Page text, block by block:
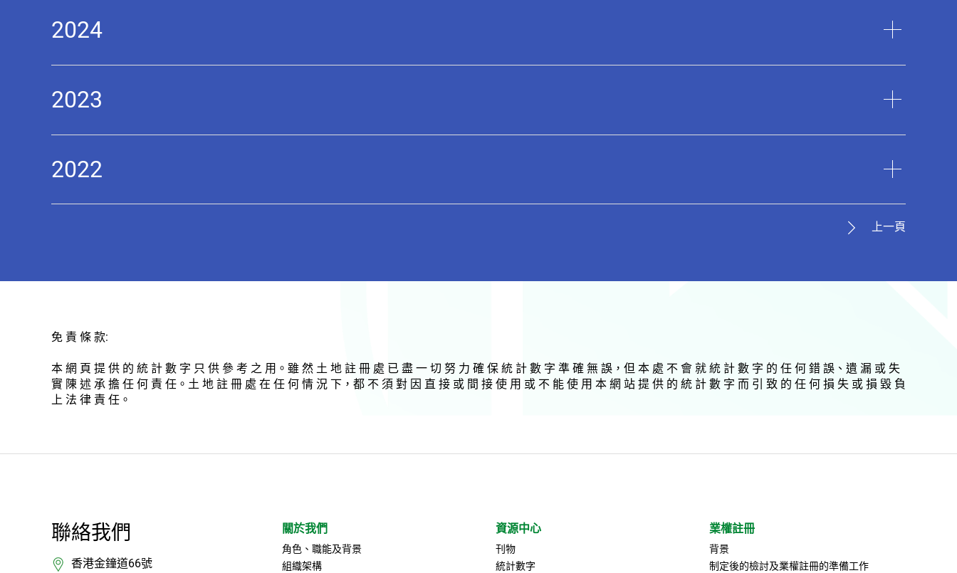
2024
2023
2022
上一頁
免 責 條 款:
本 網 頁 提 供 的 統 計 數 字 只 供 參 考 之 用。雖 然 土 地 註 冊 處 已 盡 一 切 努 力 確 保 統 計 數 字 準 確 無 誤，但 本 處 不 會 就 統 計 數 字 的 任 何 錯 誤、遺 漏 或 失
實 陳 述 承 擔 任 何 責 任。土 地 註 冊 處 在 任 何 情 況 下，都 不 須 對 因 直 接 或 間 接 使 用 或 不 能 使 用 本 網 站 提 供 的 統 計 數 字 而 引 致 的 任 何 損 失 或 損 毀 負
上 法 律 責 任。
聯絡我們
香港金鐘道66號
關於我們
角色、職能及背景
組織架構
資源中心
刊物
統計數字
業權註冊
背景
制定後的檢討及業權註冊的準備工作